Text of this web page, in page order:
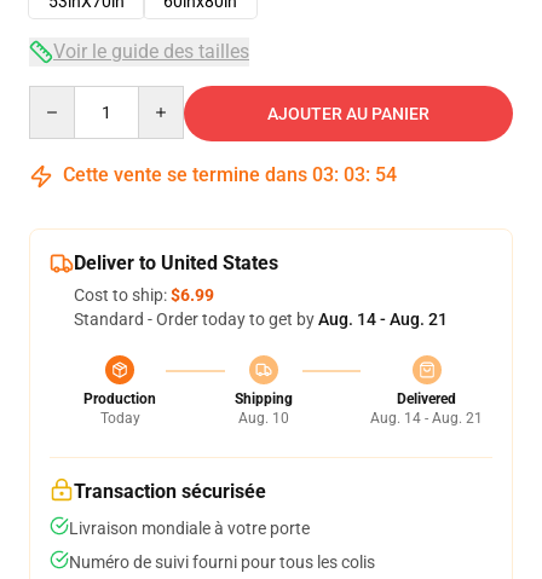
Voir le guide des tailles
AJOUTER AU PANIER
Cette vente se termine dans 03: 03: 53
Deliver to United States
Cost to ship:$6.99
Standard - Order today to get byAug. 14 - Aug. 21
Production
Today
Shipping
Aug. 10
Delivered
Aug. 14 - Aug. 21
Transaction sécurisée
Livraison mondiale à votre porte
Numéro de suivi fourni pour tous les colis